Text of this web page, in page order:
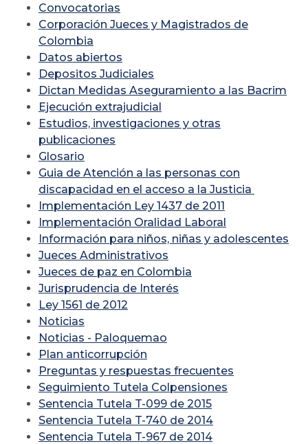
Convocatorias
Corporación Jueces y Magistrados de
Colombia
Datos abiertos
Depositos Judiciales
Dictan Medidas Aseguramiento a las Bacrim
Ejecución extrajudicial
Estudios, investigaciones y otras
publicaciones
Glosario
Guia de Atención a las personas con
discapacidad en el acceso a la Justicia
Implementación Ley 1437 de 2011
Implementación Oralidad Laboral
Información para niños, niñas y adolescentes
Jueces Administrativos
Jueces de paz en Colombia
Jurisprudencia de Interés
Ley 1561 de 2012
Noticias
Noticias - Paloquemao
Plan anticorrupción
Preguntas y respuestas frecuentes
Seguimiento Tutela Colpensiones
Sentencia Tutela T-099 de 2015
Sentencia Tutela T-740 de 2014
Sentencia Tutela T-967 de 2014